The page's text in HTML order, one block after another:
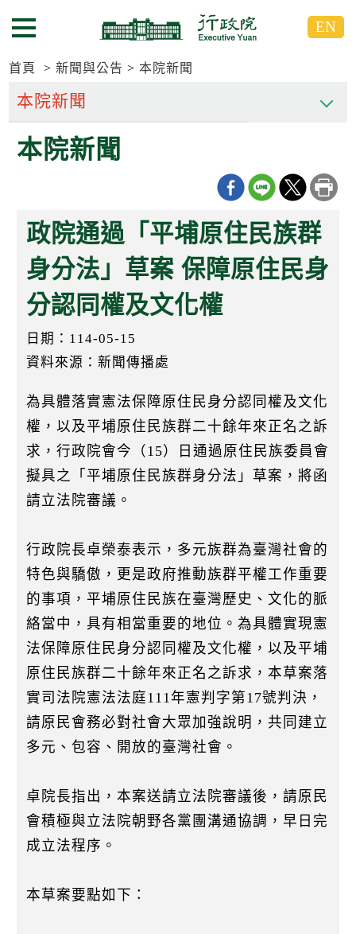
到
要
區
到
要
區
選單按鈕 EN
首頁 新聞與公告 本院新聞
本院新聞
政院通過「平埔原住民族群
身分法」草案 保障原住民身
分認同權及文化權
日期：114-05-15
資料來源：新聞傳播處
為具體落實憲法保障原住民身分認同權及文化
權，以及平埔原住民族群二十餘年來正名之訴
求，行政院會今（15）日通過原住民族委員會
擬具之「平埔原住民族群身分法」草案，將函
請立法院審議。
行政院長卓榮泰表示，多元族群為臺灣社會的
特色與驕傲，更是政府推動族群平權工作重要
的事項，平埔原住民族在臺灣歷史、文化的脈
絡當中，具有相當重要的地位。為具體實現憲
法保障原住民身分認同權及文化權，以及平埔
原住民族群二十餘年來正名之訴求，本草案落
實司法院憲法法庭111年憲判字第17號判決，
請原民會務必對社會大眾加強說明，共同建立
多元、包容、開放的臺灣社會。
卓院長指出，本案送請立法院審議後，請原民
會積極與立法院朝野各黨團溝通協調，早日完
成立法程序。
本草案要點如下：